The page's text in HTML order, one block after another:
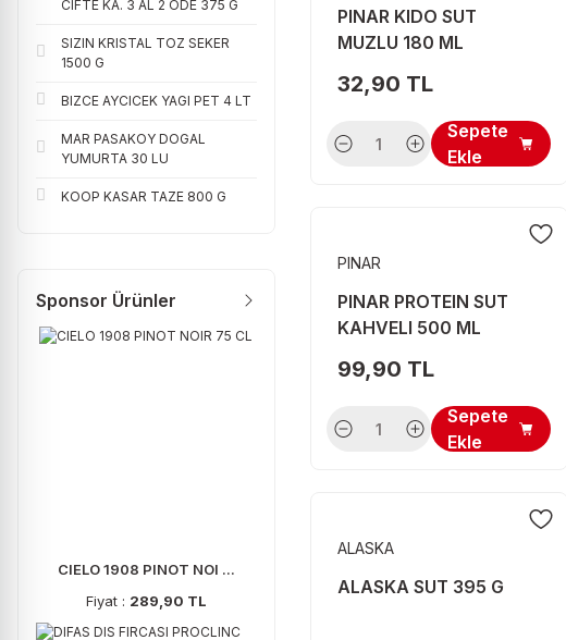
ICIM (4)
LURPAK (4)
MARMARABIR (4)
YESIL LEFKE (4)
EMBORG (3)
SARELLE (3)
TAT (3)
CIFTE KA. 3 AL 2 ODE 375 G
SIZIN KRISTAL TOZ SEKER
1500 G
BIZCE AYCICEK YAGI PET 4 LT
MAR PASAKOY DOGAL
YUMURTA 30 LU
KOOP KASAR TAZE 800 G
Sponsor Ürünler
CIELO 1908 PINOT NOI ...
Fiyat : 289,90 TL
PINAR KIDO SUT
MUZLU 180 ML
32,90 TL
Sepete
Ekle
PINAR
PINAR PROTEIN SUT
KAHVELI 500 ML
99,90 TL
Sepete
Ekle
ALASKA
ALASKA SUT 395 G